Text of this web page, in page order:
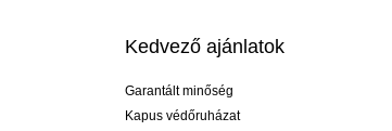
Kedvező ajánlatok
Garantált minőség
Kapus védőruházat